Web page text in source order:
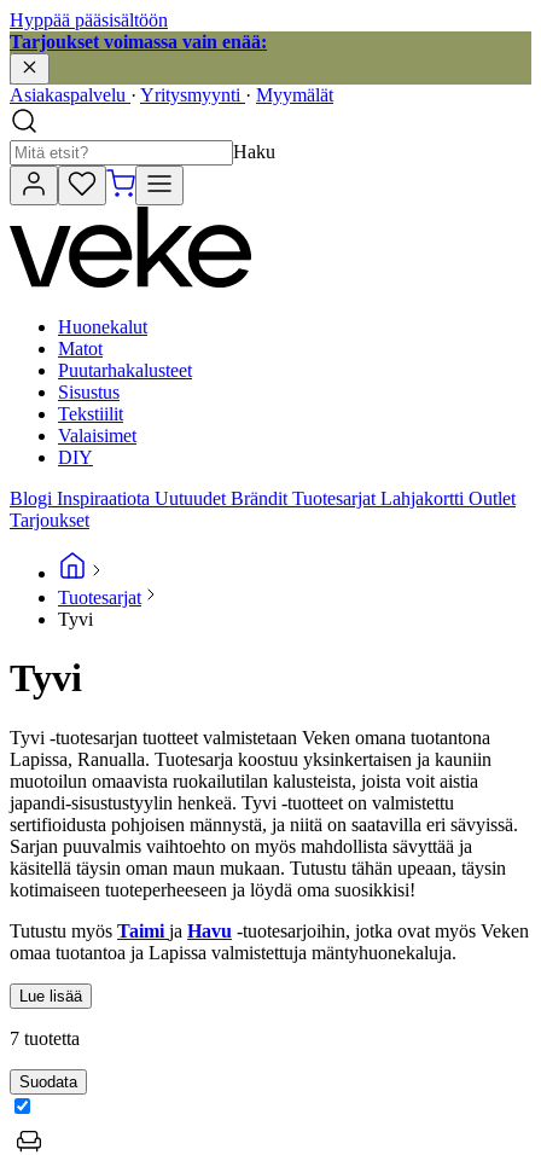
Hyppää pääsisältöön
Tarjoukset voimassa vain enää:
Asiakaspalvelu · Yritysmyynti · Myymälät
Haku
Huonekalut
Matot
Puutarhakalusteet
Sisustus
Tekstiilit
Valaisimet
DIY
Blogi Inspiraatiota Uutuudet Brändit Tuotesarjat Lahjakortti Outlet
Tarjoukset
Tuotesarjat
Tyvi
Tyvi
Tyvi -tuotesarjan tuotteet valmistetaan Veken omana tuotantona
Lapissa, Ranualla. Tuotesarja koostuu yksinkertaisen ja kauniin
muotoilun omaavista ruokailutilan kalusteista, joista voit aistia
japandi-sisustustyylin henkeä. Tyvi -tuotteet on valmistettu
sertifioidusta pohjoisen männystä, ja niitä on saatavilla eri sävyissä.
Sarjan puuvalmis vaihtoehto on myös mahdollista sävyttää ja
käsitellä täysin oman maun mukaan. Tutustu tähän upeaan, täysin
kotimaiseen tuoteperheeseen ja löydä oma suosikkisi!
Tutustu myös Taimi ja Havu -tuotesarjoihin, jotka ovat myös Veken
omaa tuotantoa ja Lapissa valmistettuja mäntyhuonekaluja.
Lue lisää
7 tuotetta
Suodata